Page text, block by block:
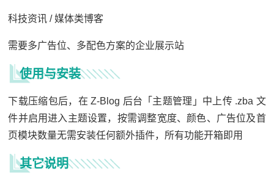
科技资讯 / 媒体类博客
需要多广告位、多配色方案的企业展示站
使用与安装
下载压缩包后，在 Z-Blog 后台「主题管理」中上传 .zba 文
件并启用进入主题设置，按需调整宽度、颜色、广告位及首
页模块数量无需安装任何额外插件，所有功能开箱即用
其它说明